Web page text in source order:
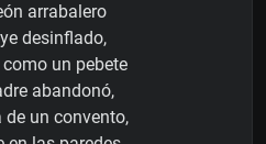
arrabalero
desinflado,
un pebete
abandonó,
de un convento,